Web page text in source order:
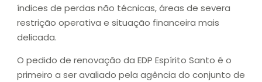
índices de perdas não técnicas, áreas de severa
restrição operativa e situação financeira mais
delicada.
O pedido de renovação da EDP Espírito Santo é o
primeiro a ser avaliado pela agência do conjunto de